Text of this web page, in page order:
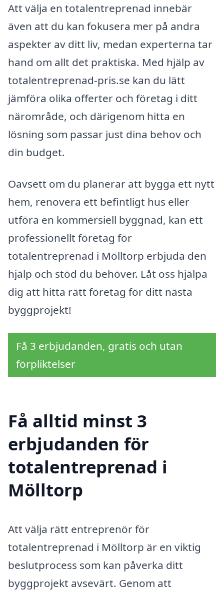
Att välja en totalentreprenad innebär
även att du kan fokusera mer på andra
aspekter av ditt liv, medan experterna tar
hand om allt det praktiska. Med hjälp av
totalentreprenad-pris.se kan du lätt
jämföra olika offerter och företag i ditt
närområde, och därigenom hitta en
lösning som passar just dina behov och
din budget.
Oavsett om du planerar att bygga ett nytt
hem, renovera ett befintligt hus eller
utföra en kommersiell byggnad, kan ett
professionellt företag för
totalentreprenad i Mölltorp erbjuda den
hjälp och stöd du behöver. Låt oss hjälpa
dig att hitta rätt företag för ditt nästa
byggprojekt!
Få 3 erbjudanden, gratis och utan
förpliktelser
Få alltid minst 3
erbjudanden för
totalentreprenad i
Mölltorp
Att välja rätt entreprenör för
totalentreprenad i Mölltorp är en viktig
beslutprocess som kan påverka ditt
byggprojekt avsevärt. Genom att